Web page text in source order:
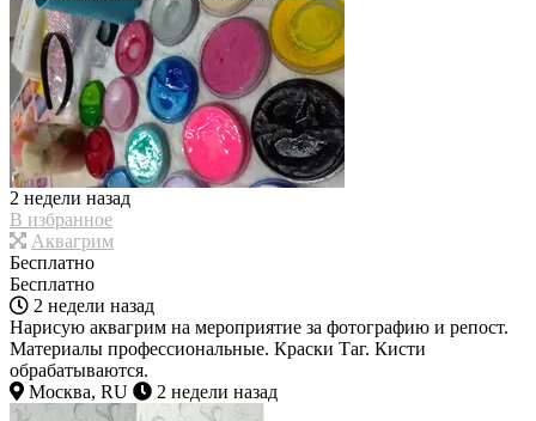
2 недели назад
В избранное
Аквагрим
Бесплатно
Бесплатно
2 недели назад
Нарисую аквагрим на мероприятие за фотографию и репост.
Материалы профессиональные. Краски Таг. Кисти
обрабатываются.
Москва, RU
2 недели назад